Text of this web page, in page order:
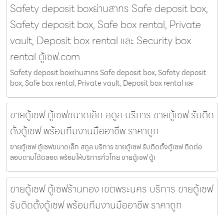
Safety deposit boxย่านสาทร Safe deposit box,
Safety deposit box, Safe box rental, Private
vault, Deposit box rental และ Security box
rental ตู้เซฟ.com
Safety deposit boxย่านสาทร Safe deposit box, Safety deposit
box, Safe box rental, Private vault, Deposit box rental และ
ขายตู้เซฟ ตู้เซฟขนาดเล็ก สตูล บริการ ขายตู้เซฟ รับติด
ตั้งตู้เซฟ พร้อมทีมงานมืออาชีพ ราคาถูก
ขายตู้เซฟ ตู้เซฟขนาดเล็ก สตูล บริการ ขายตู้เซฟ รับติดตั้งตู้เซฟ ติดต่อ
สอบถามได้ตลอด พร้อมให้บริการทั่วไทย ขายตู้เซฟ ตู้เ
ขายตู้เซฟ ตู้เซฟร้านทอง เขตพระนคร บริการ ขายตู้เซฟ
รับติดตั้งตู้เซฟ พร้อมทีมงานมืออาชีพ ราคาถูก